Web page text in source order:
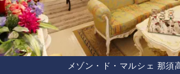
メゾン・ド・マルシェ 那須